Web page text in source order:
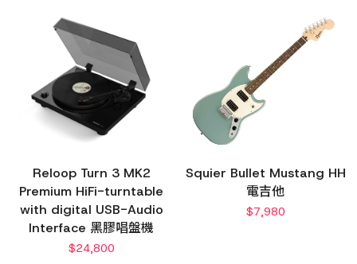
Reloop Turn 3 MK2
Premium HiFi-turntable
with digital USB-Audio
Interface 黑膠唱盤機
$24,800
Squier Bullet Mustang HH
電吉他
$7,980